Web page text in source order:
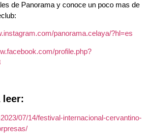
de Panorama y conoce un poco mas de
panorama.celaya/?hl=es
profile.php?
leer:
07/14/festival-internacional-cervantino-